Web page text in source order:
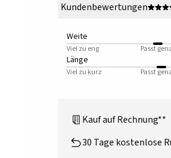
Kundenbewertungen
Weite
Viel zu eng Passt
Länge
Viel zu kurz Passt
Kauf auf Rechnung**
30 Tage kostenlose